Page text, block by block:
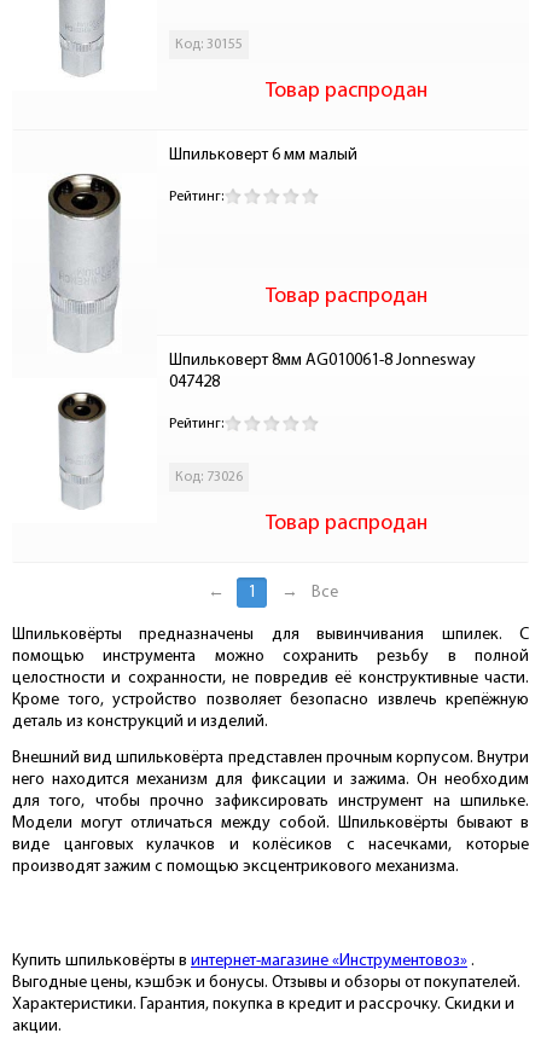
Код: 30155
Товар распродан
Шпильковерт 6 мм малый
Рейтинг:
Товар распродан
Шпильковерт 8мм AG010061-8 Jonnesway
047428
Рейтинг:
Код: 73026
Товар распродан
← 1 → Все
Шпильковёрты предназначены для вывинчивания шпилек. С
помощью инструмента можно сохранить резьбу в полной
целостности и сохранности, не повредив её конструктивные части.
Кроме того, устройство позволяет безопасно извлечь крепёжную
деталь из конструкций и изделий.
Внешний вид шпильковёрта представлен прочным корпусом. Внутри
него находится механизм для фиксации и зажима. Он необходим
для того, чтобы прочно зафиксировать инструмент на шпильке.
Модели могут отличаться между собой. Шпильковёрты бывают в
виде цанговых кулачков и колёсиков с насечками, которые
производят зажим с помощью эксцентрикового механизма.
Купить шпильковёрты в интернет-магазине «Инструментовоз» .
Выгодные цены, кэшбэк и бонусы. Отзывы и обзоры от покупателей.
Характеристики. Гарантия, покупка в кредит и рассрочку. Скидки и
акции.